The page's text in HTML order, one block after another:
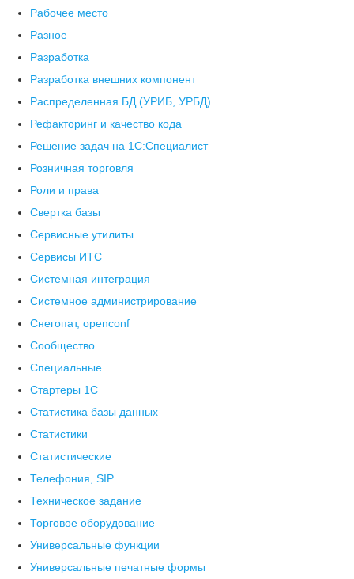
Рабочее место
Разное
Разработка
Разработка внешних компонент
Распределенная БД (УРИБ, УРБД)
Рефакторинг и качество кода
Решение задач на 1С:Специалист
Розничная торговля
Роли и права
Свертка базы
Сервисные утилиты
Сервисы ИТС
Системная интеграция
Системное администрирование
Снегопат, openconf
Сообщество
Специальные
Стартеры 1С
Статистика базы данных
Статистики
Статистические
Телефония, SIP
Техническое задание
Торговое оборудование
Универсальные функции
Универсальные печатные формы